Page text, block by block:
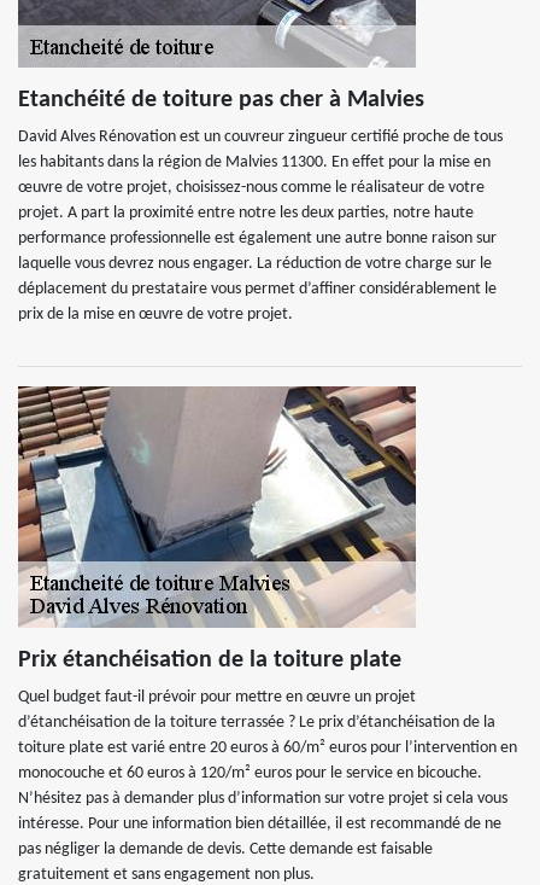
Etanchéité de toiture pas cher à Malvies
David Alves Rénovation est un couvreur zingueur certifié proche de tous
les habitants dans la région de Malvies 11300. En effet pour la mise en
œuvre de votre projet, choisissez-nous comme le réalisateur de votre
projet. A part la proximité entre notre les deux parties, notre haute
performance professionnelle est également une autre bonne raison sur
laquelle vous devrez nous engager. La réduction de votre charge sur le
déplacement du prestataire vous permet d’affiner considérablement le
prix de la mise en œuvre de votre projet.
Prix étanchéisation de la toiture plate
Quel budget faut-il prévoir pour mettre en œuvre un projet
d’étanchéisation de la toiture terrassée ? Le prix d’étanchéisation de la
toiture plate est varié entre 20 euros à 60/m² euros pour l’intervention en
monocouche et 60 euros à 120/m² euros pour le service en bicouche.
N’hésitez pas à demander plus d’information sur votre projet si cela vous
intéresse. Pour une information bien détaillée, il est recommandé de ne
pas négliger la demande de devis. Cette demande est faisable
gratuitement et sans engagement non plus.